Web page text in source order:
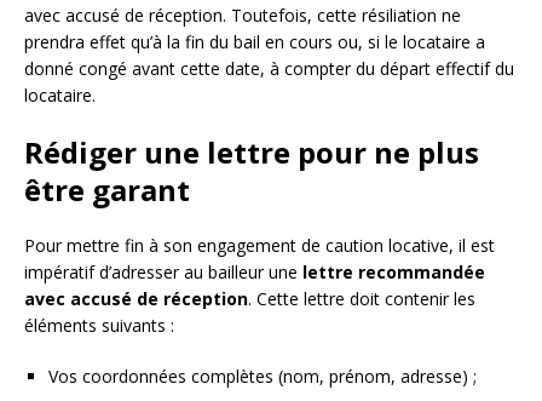
avec accusé de réception. Toutefois, cette résiliation ne
prendra effet qu’à la fin du bail en cours ou, si le locataire a
donné congé avant cette date, à compter du départ effectif du
locataire.
Rédiger une lettre pour ne plus
être garant
Pour mettre fin à son engagement de caution locative, il est
impératif d’adresser au bailleur une lettre recommandée
avec accusé de réception. Cette lettre doit contenir les
éléments suivants :
Vos coordonnées complètes (nom, prénom, adresse) ;